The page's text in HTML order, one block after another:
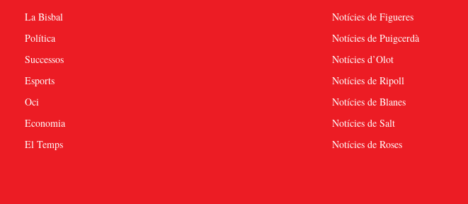
La Bisbal
Política
Successos
Esports
Oci
Economia
El Temps
Notícies de Figueres
Notícies de Puigcerdà
Notícies d’Olot
Notícies de Ripoll
Notícies de Blanes
Notícies de Salt
Notícies de Roses